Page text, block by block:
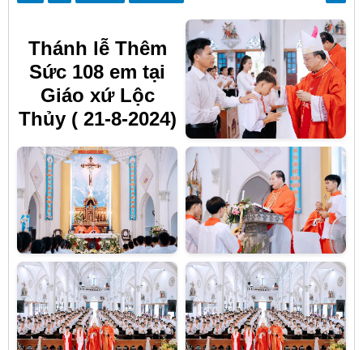
Thánh lễ Thêm
Sức 108 em tại
Giáo xứ Lộc
Thủy ( 21-8-2024)